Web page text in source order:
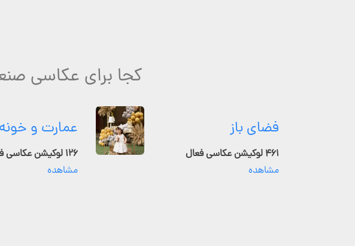
کجا برای عکاسی
فضای باز
۴۶۱ لوکیشن عکاسی فعال
مشاهده
عمارت و
۱۲۶ لوکیشن عکاسی فعال
مشاهده